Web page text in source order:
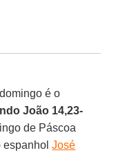
é o
João 14,23-
de Páscoa
espanholJosé